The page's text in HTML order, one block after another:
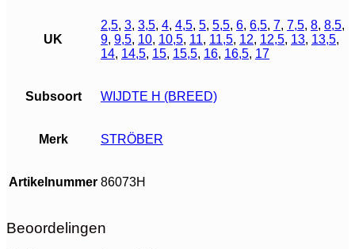
UK
2,5, 3, 3,5, 4, 4,5, 5, 5,5, 6, 6,5, 7, 7,5, 8, 8,5,
9, 9,5, 10, 10,5, 11, 11,5, 12, 12,5, 13, 13,5,
14, 14,5, 15, 15,5, 16, 16,5, 17
Subsoort WIJDTE H (BREED)
Merk STRÖBER
Artikelnummer 86073H
Beoordelingen